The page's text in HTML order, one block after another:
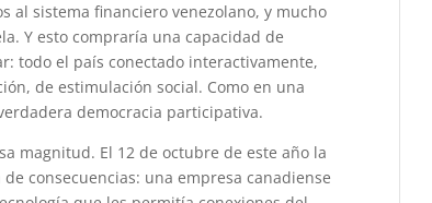
al sistema financiero venezolano, y mucho
Y esto compraría una capacidad de
todo el país conectado interactivamente,
de estimulación social. Como en una
democracia participativa.
magnitud. El 12 de octubre de este año la
consecuencias: una empresa canadiense